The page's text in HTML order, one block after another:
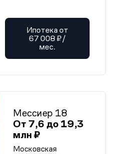
Ипотека от
67 008 ₽/
мес.
Мессиер 18
От 7,6 до 19,3
млн ₽
Московская